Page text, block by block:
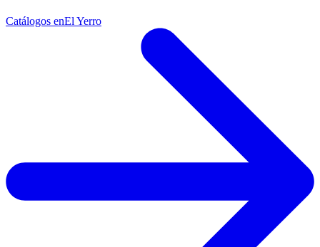
Catálogos enEl Yerro